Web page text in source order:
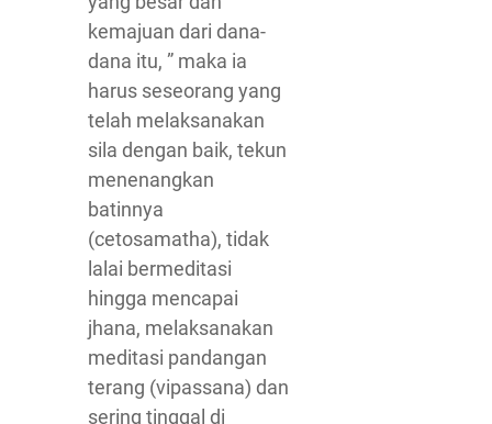
kemajuan dari dana-
dana itu, ” maka ia
harus seseorang yang
telah melaksanakan
sila dengan baik, tekun
menenangkan
batinnya
(cetosamatha), tidak
lalai bermeditasi
hingga mencapai
jhana, melaksanakan
meditasi pandangan
terang (vipassana) dan
sering tinggal di